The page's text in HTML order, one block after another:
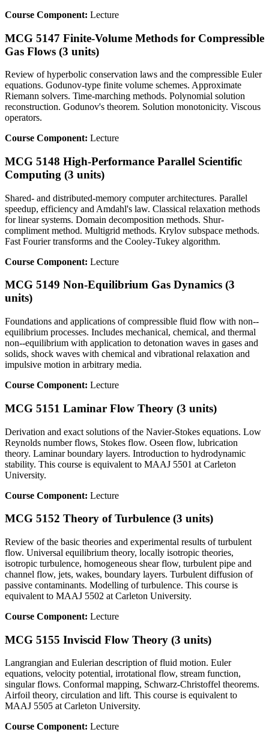
Course Component: Lecture
MCG 5147 Finite-Volume Methods for Compressible
Gas Flows (3 units)
Review of hyperbolic conservation laws and the compressible Euler
equations. Godunov-type finite volume schemes. Approximate
Riemann solvers. Time-marching methods. Polynomial solution
reconstruction. Godunov's theorem. Solution monotonicity. Viscous
operators.
Course Component: Lecture
MCG 5148 High-Performance Parallel Scientific
Computing (3 units)
Shared- and distributed-memory computer architectures. Parallel
speedup, efficiency and Amdahl's law. Classical relaxation methods
for linear systems. Domain decomposition methods. Shur-
compliment method. Multigrid methods. Krylov subspace methods.
Fast Fourier transforms and the Cooley-Tukey algorithm.
Course Component: Lecture
MCG 5149 Non-Equilibrium Gas Dynamics (3
units)
Foundations and applications of compressible fluid flow with non-­‐
equilibrium processes. Includes mechanical, chemical, and thermal
non-­‐equilibrium with application to detonation waves in gases and
solids, shock waves with chemical and vibrational relaxation and
impulsive motion in arbitrary media.
Course Component: Lecture
MCG 5151 Laminar Flow Theory (3 units)
Derivation and exact solutions of the Navier-Stokes equations. Low
Reynolds number flows, Stokes flow. Oseen flow, lubrication
theory. Laminar boundary layers. Introduction to hydrodynamic
stability. This course is equivalent to MAAJ 5501 at Carleton
University.
Course Component: Lecture
MCG 5152 Theory of Turbulence (3 units)
Review of the basic theories and experimental results of turbulent
flow. Universal equilibrium theory, locally isotropic theories,
isotropic turbulence, homogeneous shear flow, turbulent pipe and
channel flow, jets, wakes, boundary layers. Turbulent diffusion of
passive contaminants. Modelling of turbulence. This course is
equivalent to MAAJ 5502 at Carleton University.
Course Component: Lecture
MCG 5155 Inviscid Flow Theory (3 units)
Langrangian and Eulerian description of fluid motion. Euler
equations, velocity potential, irrotational flow, stream function,
singular flows. Conformal mapping, Schwarz-Christoffel theorems.
Airfoil theory, circulation and lift. This course is equivalent to
MAAJ 5505 at Carleton University.
Course Component: Lecture